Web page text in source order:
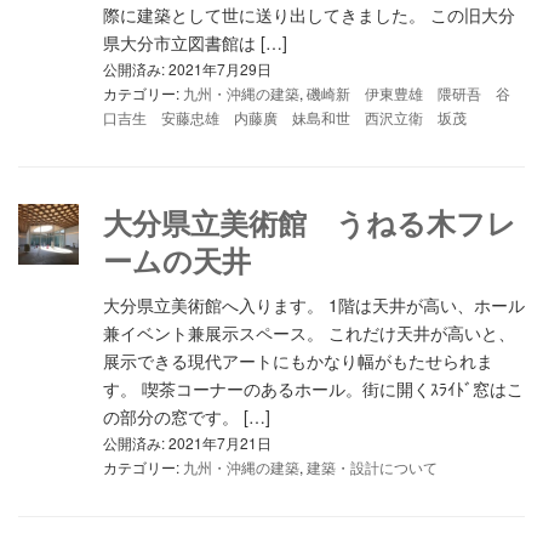
際に建築として世に送り出してきました。 この旧大分
県大分市立図書館は […]
公開済み: 2021年7月29日
カテゴリー: 九州・沖縄の建築, 磯崎新 伊東豊雄 隈研吾 谷
口吉生 安藤忠雄 内藤廣 妹島和世 西沢立衛 坂茂
大分県立美術館 うねる木フレ
ームの天井
大分県立美術館へ入ります。 1階は天井が高い、ホール
兼イベント兼展示スペース。 これだけ天井が高いと、
展示できる現代アートにもかなり幅がもたせられま
す。 喫茶コーナーのあるホール。街に開くｽﾗｲﾄﾞ窓はこ
の部分の窓です。 […]
公開済み: 2021年7月21日
カテゴリー: 九州・沖縄の建築, 建築・設計について